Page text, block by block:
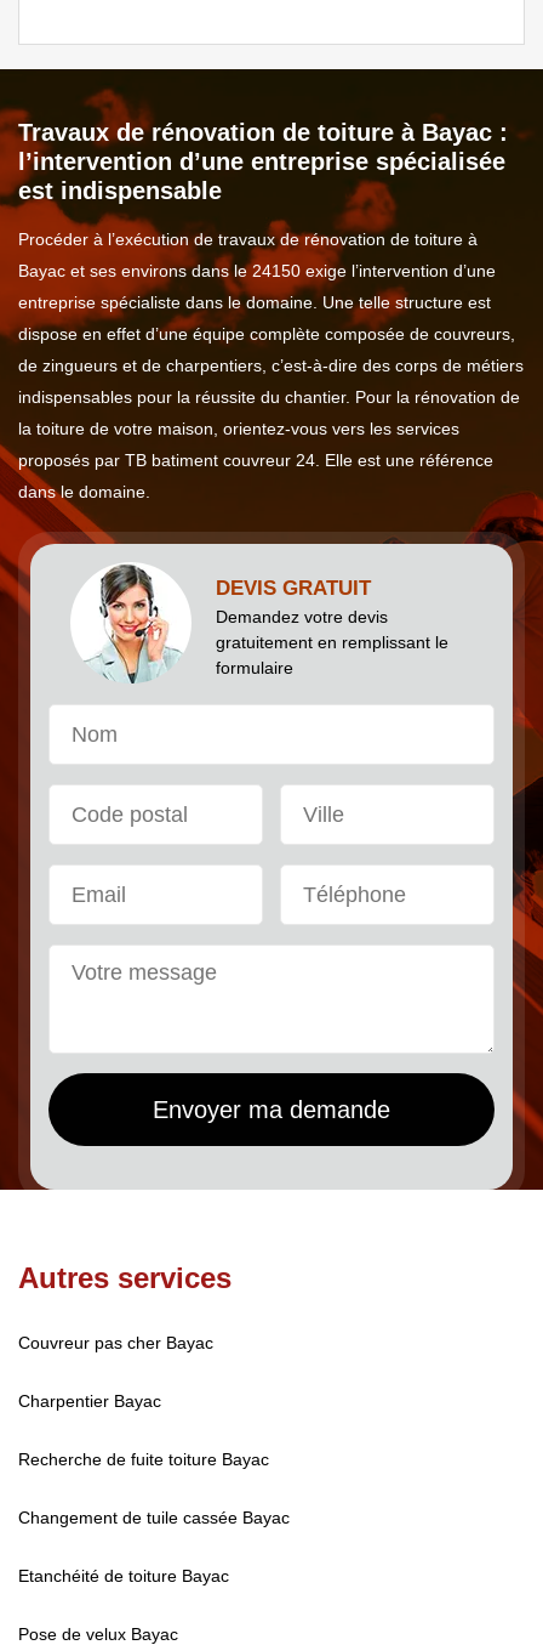
Travaux de rénovation de toiture à Bayac :
l’intervention d’une entreprise spécialisée
est indispensable
Procéder à l’exécution de travaux de rénovation de toiture à
Bayac et ses environs dans le 24150 exige l’intervention d’une
entreprise spécialiste dans le domaine. Une telle structure est
dispose en effet d’une équipe complète composée de couvreurs,
de zingueurs et de charpentiers, c’est-à-dire des corps de métiers
indispensables pour la réussite du chantier. Pour la rénovation de
la toiture de votre maison, orientez-vous vers les services
proposés par TB batiment couvreur 24. Elle est une référence
dans le domaine.
DEVIS GRATUIT
Demandez votre devis
gratuitement en remplissant le
formulaire
Autres services
Couvreur pas cher Bayac
Charpentier Bayac
Recherche de fuite toiture Bayac
Changement de tuile cassée Bayac
Etanchéité de toiture Bayac
Pose de velux Bayac